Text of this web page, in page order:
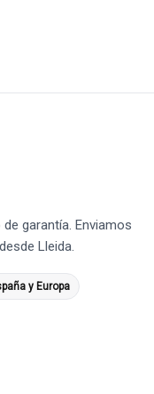
garantía. Enviamos
Lleida.
y Europa